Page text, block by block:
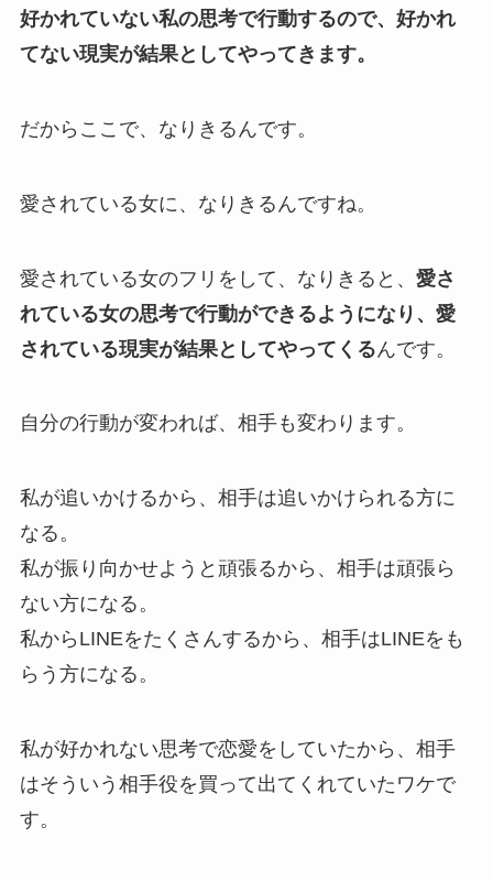
好かれていない私の思考で行動するので、好かれ
てない現実が結果としてやってきます。
だからここで、なりきるんです。
愛されている女に、なりきるんですね。
愛されている女のフリをして、なりきると、 愛さ
れている女の思考で行動ができるようになり、愛
されている現実が結果としてやってくるんです。
自分の行動が変われば、相手も変わります。
私が追いかけるから、相手は追いかけられる方に
なる。
私が振り向かせようと頑張るから、相手は頑張ら
ない方になる。
私からLINEをたくさんするから、相手はLINEをも
らう方になる。
私が好かれない思考で恋愛をしていたから、相手
はそういう相手役を買って出てくれていたワケで
す。